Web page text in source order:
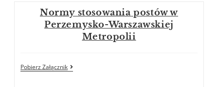
Normy stosowania postów w
Perzemysko-Warszawskiej
Metropolii
Pobierz Załącznik